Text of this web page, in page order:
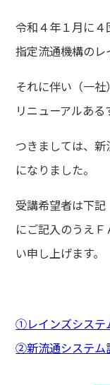
令和４年１月に４
指定流通機構のレ
それに伴い（一
リニューアルある
つきましては、
になりました。
受講希望者は下
にご記入のうえ
い申し上げます。
①レインズシステ
②新流通システム